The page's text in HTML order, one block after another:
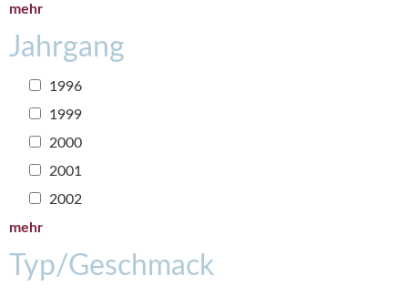
mehr
Jahrgang
1996
1999
2000
2001
2002
mehr
Typ/Geschmack